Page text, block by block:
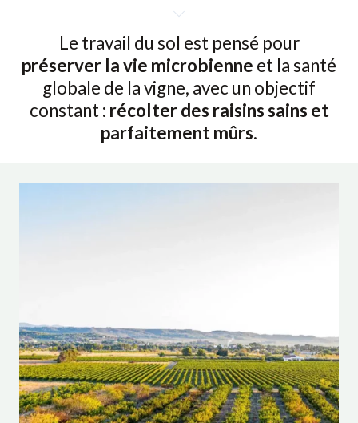
Le travail du sol est pensé pour
préserver la vie microbienne et la santé
globale de la vigne, avec un objectif
constant : récolter des raisins sains et
parfaitement mûrs.